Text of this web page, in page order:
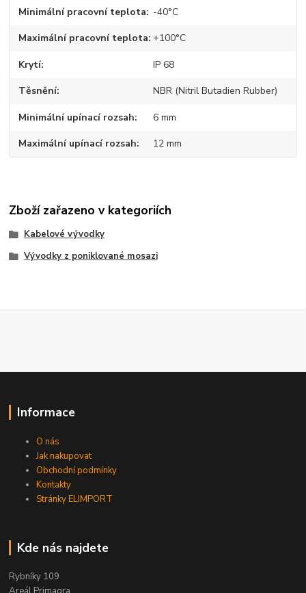
Minimální pracovní teplota -40°C
Maximální pracovní teplota +100°C
Krytí IP 68
Těsnění NBR (Nitril Butadien Rubber)
Minimální upínací rozsah 6 mm
Maximální upínací rozsah 12 mm
Zboží zařazeno v kategoriích
Kabelové vývodky
Vývodky z poniklované mosazi
Informace
O nás
Jak nakupovat
Obchodní podmínky
Kontakty
Stránky ELIMPORT
Kde nás najdete
Rybníky 109